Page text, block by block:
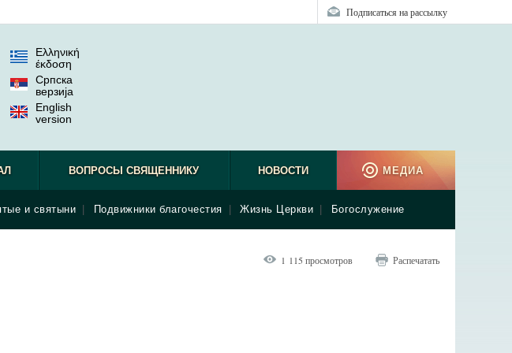
Подписаться на рассылку
Ελληνική
έκδοση
Српска
верзиjа
English
version
и святыни Подвижники благочестия Жизнь Церкви Богослужение
ВОПРОСЫ СВЯЩЕННИКУ НОВОСТИ МЕДИА
1 115 просмотров Распечатать